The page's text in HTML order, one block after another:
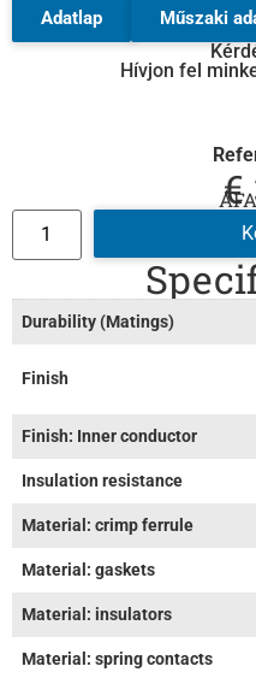
Adatlap Műszaki
Hívjon fel
€
Durability (Matings)
Finish
Finish: Inner conductor
Insulation resistance
Material: crimp ferrule
Material: gaskets
Material: insulators
Material: spring contacts